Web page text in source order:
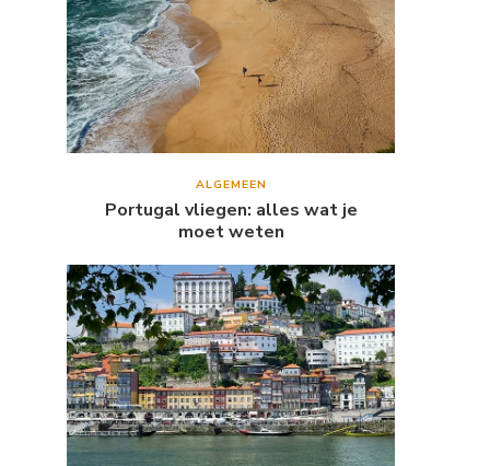
ALGEMEEN
Portugal vliegen: alles wat je
moet weten